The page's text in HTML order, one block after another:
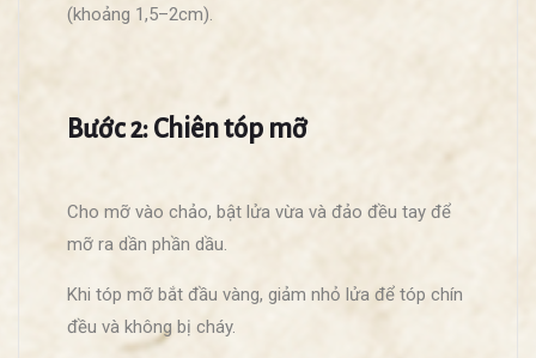
(khoảng 1,5–2cm).
Bước 2: Chiên tóp mỡ
Cho mỡ vào chảo, bật lửa vừa và đảo đều tay để
mỡ ra dần phần dầu.
Khi tóp mỡ bắt đầu vàng, giảm nhỏ lửa để tóp chín
đều và không bị cháy.